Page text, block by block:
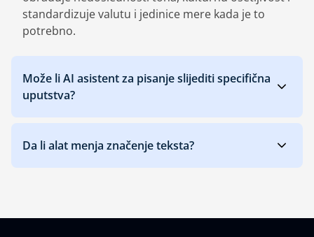
standardizuje valutu i jedinice mere kada je to
potrebno.
Može li AI asistent za pisanje slijediti specifična
uputstva?
Da li alat menja značenje teksta?